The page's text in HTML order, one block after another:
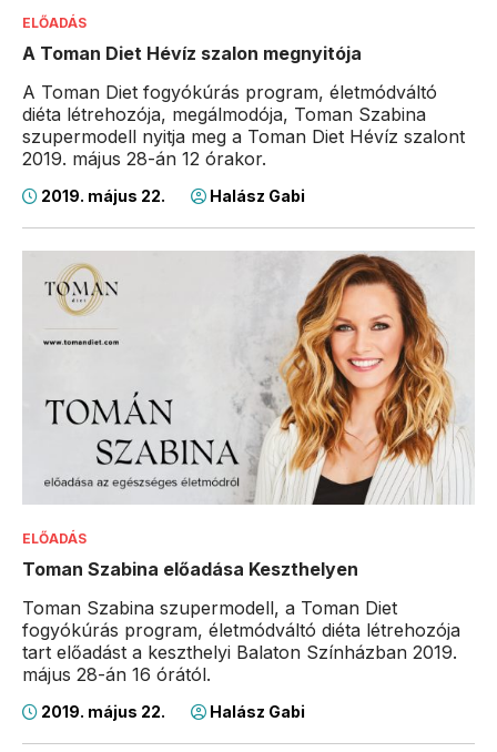
ELŐADÁS
A Toman Diet Hévíz szalon megnyitója
A Toman Diet fogyókúrás program, életmódváltó
diéta létrehozója, megálmodója, Toman Szabina
szupermodell nyitja meg a Toman Diet Hévíz szalont
2019. május 28-án 12 órakor.
2019. május 22. Halász Gabi
ELŐADÁS
Toman Szabina előadása Keszthelyen
Toman Szabina szupermodell, a Toman Diet
fogyókúrás program, életmódváltó diéta létrehozója
tart előadást a keszthelyi Balaton Színházban 2019.
május 28-án 16 órától.
2019. május 22. Halász Gabi